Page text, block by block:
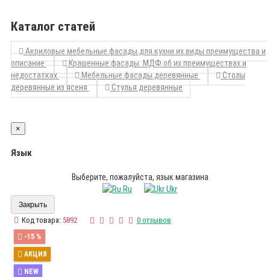
Каталог статей
Акриловые мебельные фасады для кухни их виды преимущества и
описание
Крашенные фасады МДФ об их преимуществах и
недостатках
Мебельные фасады деревянные
Столы
деревянные из ясеня
Стулья деревянные
×
Язык
Выберите, пожалуйста, язык магазина
Ru
Ukr
Закрыть
Код товара: 5892 0 отзывов
-15 %
АКЦИЯ
NEW